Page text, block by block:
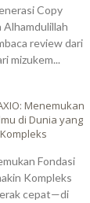
Copy
Alhamdulillah
review dari
mizukem...
Menemukan
di Dunia yang
Fondasi
Kompleks
cepat—di